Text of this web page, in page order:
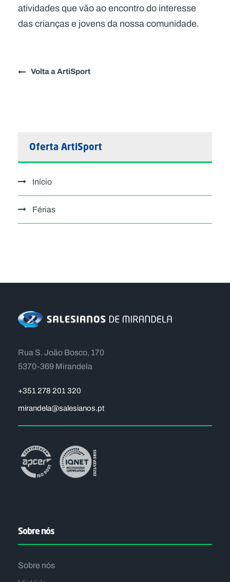
atividades que vão ao encontro do interesse
das crianças e jovens da nossa comunidade.
Volta a ArtiSport
Oferta ArtiSport
Início
Férias
Rua S. João Bosco, 170
5370-369 Mirandela
+351 278 201 320
mirandela@salesianos.pt
Sobre nós
Sobre nós